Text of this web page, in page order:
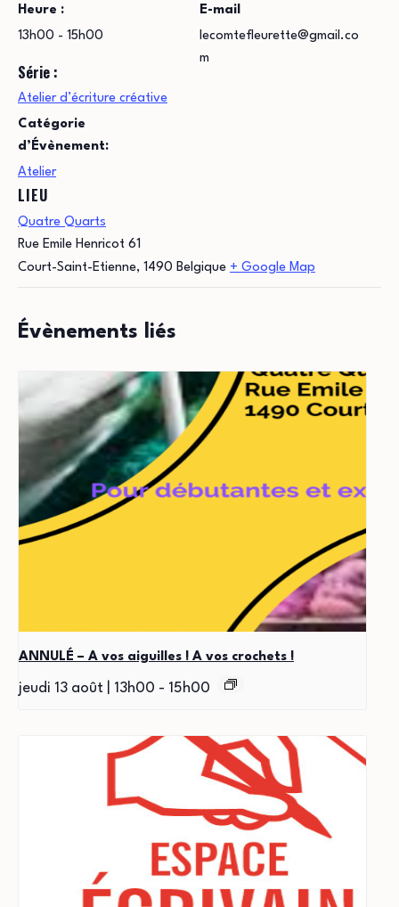
Heure :
13h00 - 15h00
Série :
Atelier d’écriture créative
Catégorie
d’Évènement:
Atelier
LIEU
Quatre Quarts
Rue Emile Henricot 61
Court-Saint-Etienne, 1490 Belgique + Google Map
E-mail
lecomtefleurette@gmail.co
m
Évènements liés
ANNULÉ – A vos aiguilles ! A vos crochets !
jeudi 13 août | 13h00 - 15h00